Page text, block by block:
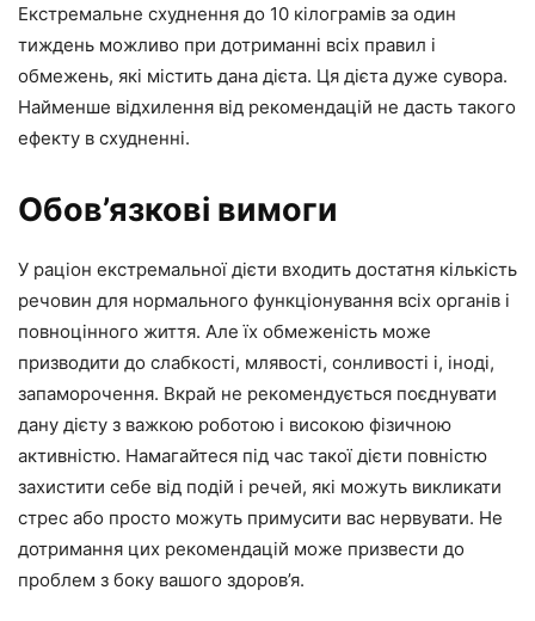
Екстремальне схуднення до 10 кілограмів за один
тиждень можливо при дотриманні всіх правил і
обмежень, які містить дана дієта. Ця дієта дуже сувора.
Найменше відхилення від рекомендацій не дасть такого
ефекту в схудненні.
Обов’язкові вимоги
У раціон екстремальної дієти входить достатня кількість
речовин для нормального функціонування всіх органів і
повноцінного життя. Але їх обмеженість може
призводити до слабкості, млявості, сонливості і, іноді,
запаморочення. Вкрай не рекомендується поєднувати
дану дієту з важкою роботою і високою фізичною
активністю. Намагайтеся під час такої дієти повністю
захистити себе від подій і речей, які можуть викликати
стрес або просто можуть примусити вас нервувати. Не
дотримання цих рекомендацій може призвести до
проблем з боку вашого здоров’я.